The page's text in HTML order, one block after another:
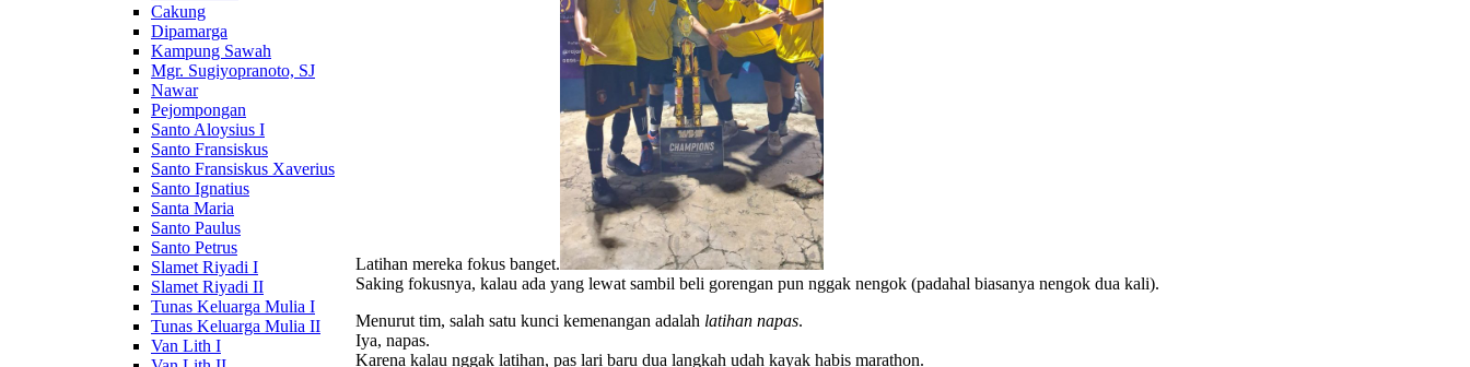
Cakung
Dipamarga
Kampung Sawah
Mgr. Sugiyopranoto, SJ
Nawar
Pejompongan
Santo Aloysius I
Santo Fransiskus
Santo Fransiskus Xaverius
Santo Ignatius
Santa Maria
Santo Paulus
Santo Petrus
Slamet Riyadi I
Slamet Riyadi II
Tunas Keluarga Mulia I
Tunas Keluarga Mulia II
Van Lith I
Latihan mereka fokus banget.
Saking fokusnya, kalau ada yang lewat sambil beli gorengan pun nggak nengok (padahal biasanya nengok dua kali).
Menurut tim, salah satu kunci kemenangan adalah latihan napas.
Iya, napas.
Karena kalau nggak latihan, pas lari baru dua langkah udah kayak habis marathon.